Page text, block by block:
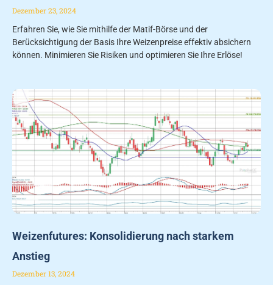
Dezember 23, 2024
Erfahren Sie, wie Sie mithilfe der Matif-Börse und der
Berücksichtigung der Basis Ihre Weizenpreise effektiv absichern
können. Minimieren Sie Risiken und optimieren Sie Ihre Erlöse!
Weizenfutures: Konsolidierung nach starkem
Anstieg
Dezember 13, 2024